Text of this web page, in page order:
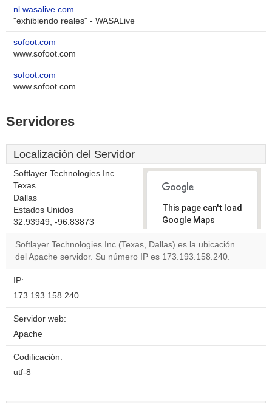
nl.wasalive.com
"exhibiendo reales" - WASALive
sofoot.com
www.sofoot.com
sofoot.com
www.sofoot.com
Servidores
Localización del Servidor
Softlayer Technologies Inc.
Texas
Dallas
Estados Unidos
32.93949, -96.83873
This page can't load
Google Maps
correctly.
Do you
own this
OK
Softlayer Technologies Inc (Texas, Dallas) es la ubicación
del Apache servidor. Su número IP es 173.193.158.240.
IP:
173.193.158.240
Servidor web:
Apache
Codificación:
utf-8